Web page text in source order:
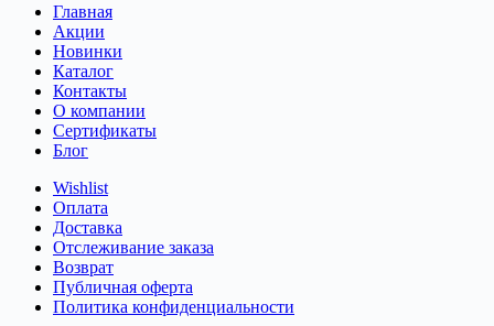
Главная
Акции
Новинки
Каталог
Контакты
О компании
Сертификаты
Блог
Wishlist
Оплата
Доставка
Отслеживание заказа
Возврат
Публичная оферта
Политика конфиденциальности